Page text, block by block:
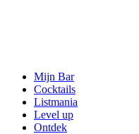
Mijn Bar
Cocktails
Listmania
Level up
Ontdek